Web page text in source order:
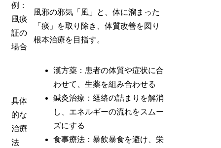
例：
風痰
証の
場合
風邪の邪気「風」と、体に溜まった
「痰」を取り除き、体質改善を図り
根本治療を目指す。
具体
的な
治療
法
漢方薬：患者の体質や症状に合
わせて、生薬を組み合わせる
鍼灸治療：経絡の詰まりを解消
し、エネルギーの流れをスムー
ズにする
食事療法：暴飲暴食を避け、栄